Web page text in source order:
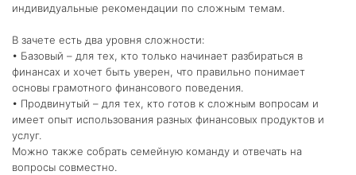
индивидуальные рекомендации по сложным темам.
В зачете есть два уровня сложности:
• Базовый – для тех, кто только начинает разбираться в
финансах и хочет быть уверен, что правильно понимает
основы грамотного финансового поведения.
• Продвинутый – для тех, кто готов к сложным вопросам и
имеет опыт использования разных финансовых продуктов и
услуг.
Можно также собрать семейную команду и отвечать на
вопросы совместно.